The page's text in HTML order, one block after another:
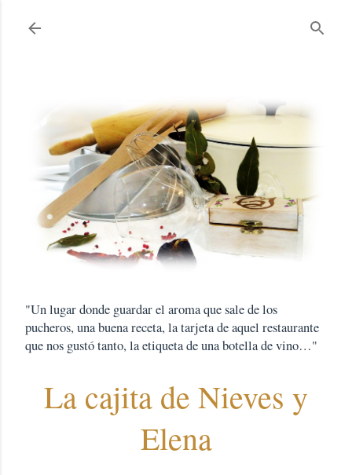
"Un lugar donde guardar el aroma que sale de los
pucheros, una buena receta, la tarjeta de aquel restaurante
que nos gustó tanto, la etiqueta de una botella de vino…"
La cajita de Nieves y
Elena